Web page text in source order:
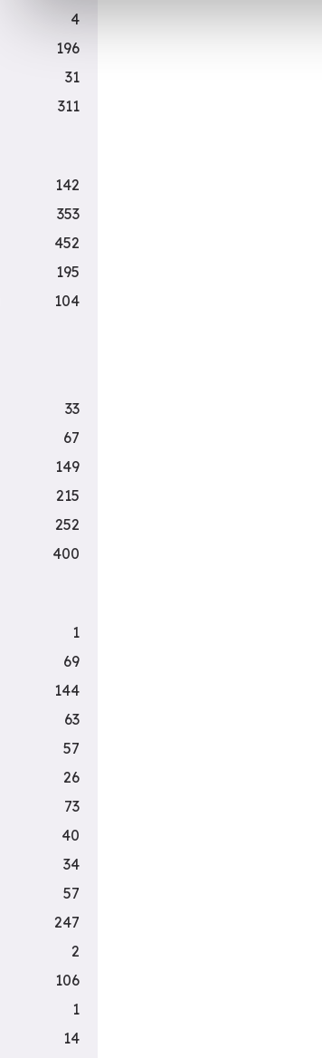
4
196
31
311
142
353
452
195
104
33
67
149
215
252
400
1
69
144
63
57
26
73
40
34
57
247
2
106
1
14